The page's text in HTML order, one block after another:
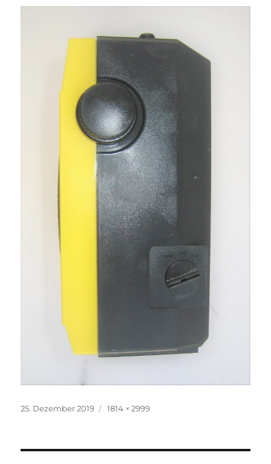
Veröffentlicht
25. Dezember 2019
Volle
1814 × 2999